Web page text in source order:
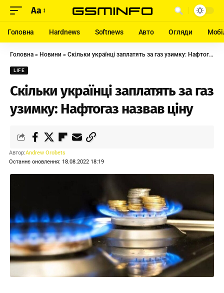
Aa
Головна Hardnews Softnews Авто Огляди
Головна » Новини » Скільки українці заплатять за газ узимку: Нафтогаз назвав ціну
LIFE
Скільки українці заплатять за газ
узимку: Нафтогаз назвав ціну
Останнє оновлення: 18.08.2022 18:19
Автор:Andrew Orobets